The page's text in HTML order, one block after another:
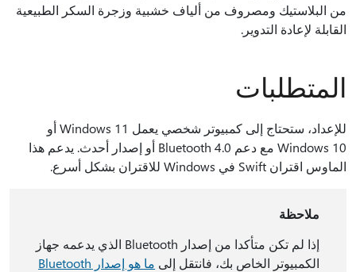
من البلاستيك ومصروف من ألياف خشبية وزجرة السكر الطبيعية
القابلة لإعادة التدوير.
المتطلبات
للإعداد، ستحتاج إلى كمبيوتر شخصي يعمل Windows 11 أو
Windows 10 مع دعم Bluetooth 4.0 أو إصدار أحدث. يدعم هذا
الماوس اقتران Swift في Windows للاقتران بشكل أسرع.
ملاحظة
إذا لم تكن متأكدا من إصدار Bluetooth الذي يدعمه جهاز
الكمبيوتر الخاص بك، فانتقل إلى
ما هو إصدار Bluetooth